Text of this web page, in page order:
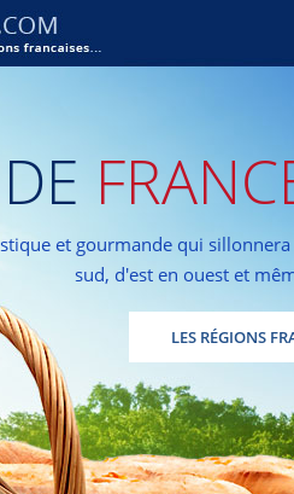
et gourmande qui
sud, d'est en ouest et
LES RÉGIONS